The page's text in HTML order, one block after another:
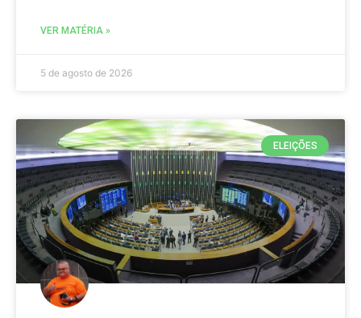
VER MATÉRIA »
5 de agosto de 2026
ELEIÇÕES